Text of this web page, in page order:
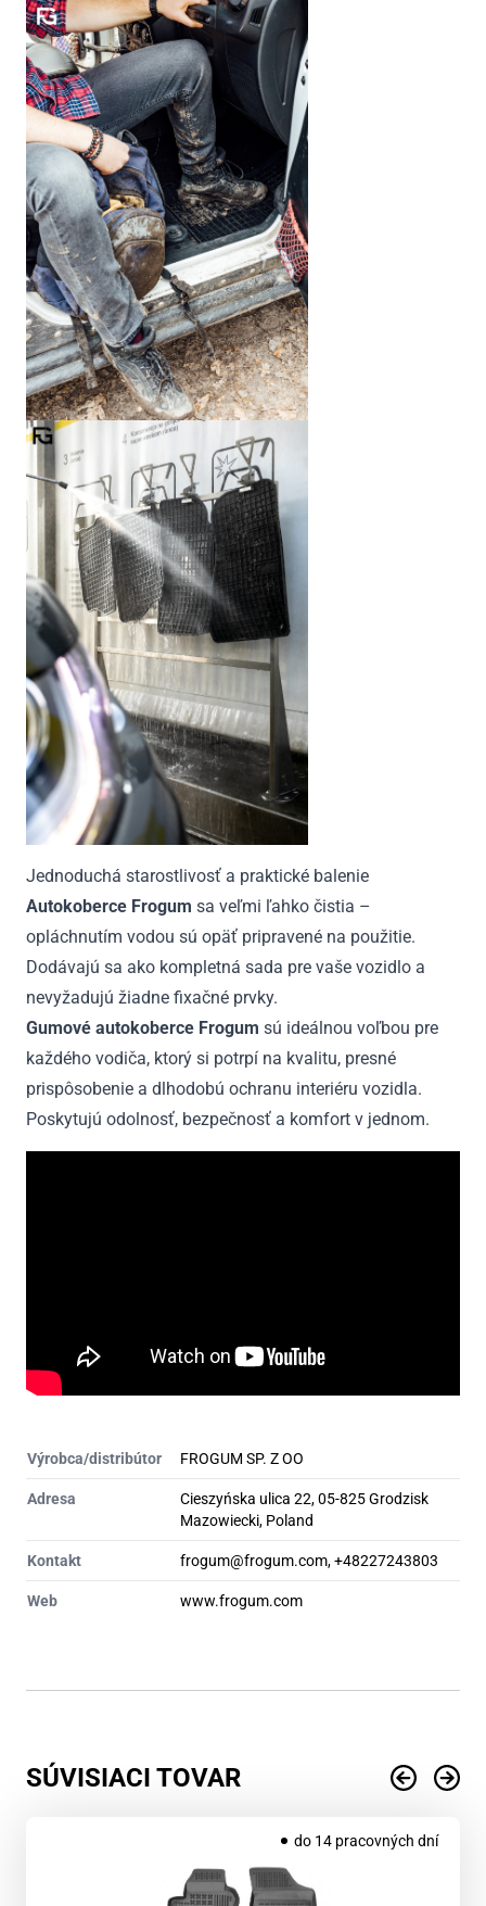
Jednoduchá starostlivosť a praktické balenie
Autokoberce Frogum sa veľmi ľahko čistia –
opláchnutím vodou sú opäť pripravené na použitie.
Dodávajú sa ako kompletná sada pre vaše vozidlo a
nevyžadujú žiadne fixačné prvky.
Gumové autokoberce Frogum sú ideálnou voľbou pre
každého vodiča, ktorý si potrpí na kvalitu, presné
prispôsobenie a dlhodobú ochranu interiéru vozidla.
Poskytujú odolnosť, bezpečnosť a komfort v jednom.
Výrobca/distribútor FROGUM SP. Z OO
Adresa
Cieszyńska ulica 22, 05-825 Grodzisk
Mazowiecki, Poland
Kontakt frogum@frogum.com, +48227243803
Web www.frogum.com
SÚVISIACI TOVAR
do 14 pracovných dní